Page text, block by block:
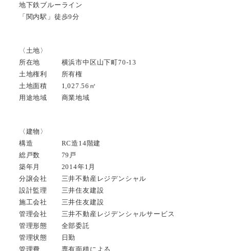
地下鉄ブルーライン
「関内駅」徒歩9分
〈土地〉
所在地 横浜市中区山下町70-13
土地権利 所有権
土地面積 1,027.56㎡
用途地域 商業地域
〈建物〉
構造 RC造14階建
総戸数 79戸
築年月 2014年1月
分譲会社 三井不動産レジデンシャル
設計監理 三井住友建設
施工会社 三井住友建設
管理会社 三井不動産レジデンシャルサービス
管理形態 全部委託
管理状態 日勤
管理費 専有面積による